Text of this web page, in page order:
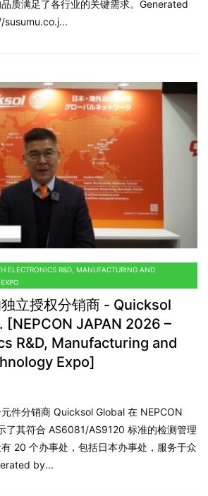
质满足了各行业的关键需求。Generated
susumu.co.j...
ELECTRONICS R&D, MANUFACTURING AND
立授权分销商 - Quicksol
[NEPCON JAPAN 2026 –
R&D, Manufacturing and
Expo]
件分销商 Quicksol Global 在 NEPCON
了其符合 AS6081/AS9120 标准的检测管理
20 个办事处，包括日本办事处，服务于众
by...